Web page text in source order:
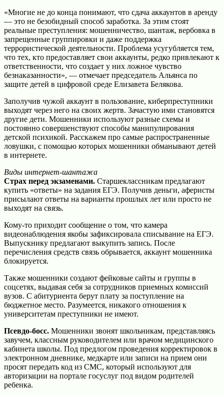
«Многие не до конца понимают, что сдача аккаунтов в аренду
— это не безобидный способ заработка. За этим стоят
реальные преступления: мошенничество, шантаж, вербовка в
запрещенные группировки и даже поддержка
террористической деятельности. Проблема усугубляется тем,
что тех, кто предоставляет свои аккаунты, редко привлекают к
ответственности, что создает у них ложное чувство
безнаказанности», — отмечает председатель Альянса по
защите детей в цифровой среде Елизавета Белякова.
Заполучив чужой аккаунт в пользование, киберпреступники
выходят через него на своих жертв. Зачастую ими становятся
другие дети. Мошенники используют разные схемы и
постоянно совершенствуют способы манипулирования
детской психикой. Расскажем про самые распространенные
ловушки, с помощью которых мошенники обманывают детей
в интернете.
Виды интернет-шантажа
Страх перед экзаменами. Старшеклассникам предлагают
купить «ответы» на задания ЕГЭ. Получив деньги, аферисты
присылают ответы на варианты прошлых лет или просто не
выходят на связь.
Кому-то приходит сообщение о том, что камера
видеонаблюдения якобы зафиксировала списывание на ЕГЭ.
Выпускнику предлагают выкупить запись. После
перечисления средств связь обрывается, аккаунт мошенника
блокируется.
Также мошенники создают фейковые сайты и группы в
соцсетях, выдавая себя за сотрудников приемных комиссий
вузов. С абитуриента берут плату за поступление на
бюджетное место. Разумеется, никакого отношения к
университетам преступники не имеют.
Псевдо-босс. Мошенники звонят школьникам, представляясь
завучем, классным руководителем или врачом медицинского
кабинета школы. Под предлогом проведения корректировок в
электронном дневнике, медкарте или записи на прием они
просят передать код из СМС, который используют для
авторизации на портале госуслуг под видом родителей
ребенка.